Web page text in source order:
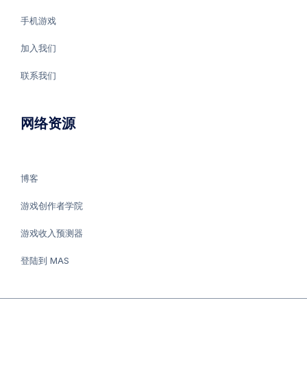
手机游戏
加入我们
联系我们
网络资源
博客
游戏创作者学院
游戏收入预测器
登陆到 MAS